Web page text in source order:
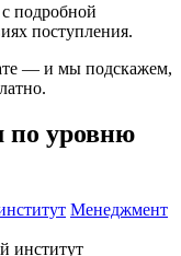
подробной
поступления.
— и мы подскажем,
по уровню
Менеджмент